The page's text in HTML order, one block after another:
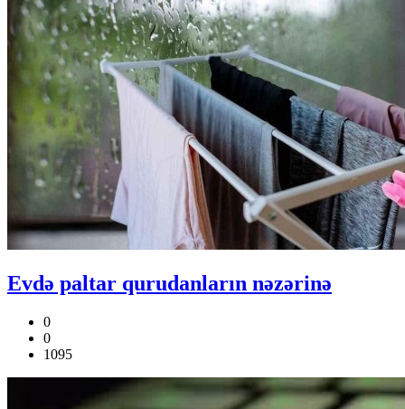
Evdə paltar qurudanların nəzərinə
0
0
1095